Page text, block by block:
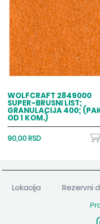
WOLFCRAFT 2849000
SUPER-BRUSNI LIST;
GRANULACIJA 400;
OD 1 KOM.)
90,00 RSD
Lokacija Rezervni